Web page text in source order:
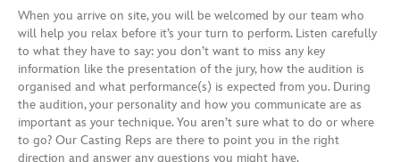
When you arrive on site, you will be welcomed by our team who
will help you relax before it’s your turn to perform. Listen carefully
to what they have to say: you don’t want to miss any key
information like the presentation of the jury, how the audition is
organised and what performance(s) is expected from you. During
the audition, your personality and how you communicate are as
important as your technique. You aren’t sure what to do or where
to go? Our Casting Reps are there to point you in the right
direction and answer any questions you might have.